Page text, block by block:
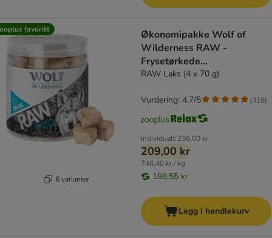
favoritt
6 varianter
Økonomipakke Wolf of
Wilderness RAW -
Frysetørkede
premiumsnacks
RAW Laks (4 x 70 g)
Individuelt 236,00 kr
209,00 kr
746,40 kr / kg
198,55 kr
Vurdering: 4.7/5 (318)
Legg i handlekurv